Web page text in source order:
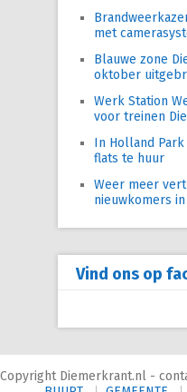
met
Blauwe zone
oktober
Werk Station
voor treinen
In Holland Park
flats te huur
Weer meer
nieuwkomers
Vind ons op
Copyright Diemerkrant.nl -